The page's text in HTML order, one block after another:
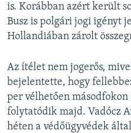
is. Korábban azért került
Busz is polgári jogi igényt
Hollandiában zárolt
Az ítélet nem jogerős,
bejelentette, hogy
per vélhetően másodfokon
folytatódik majd. Vadócz
héten a védőügyvédek